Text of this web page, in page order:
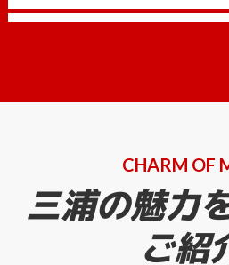
CHARM OF
三浦の魅力
ご紹